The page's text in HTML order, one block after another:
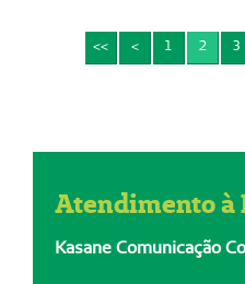
<< < 1 2 3
Atendimento à
Kasane Comunicação